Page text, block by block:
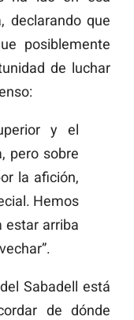
declarando que
posiblemente
de luchar
y el
pero sobre
la afición,
Hemos
estar arriba
Sabadell está
de dónde